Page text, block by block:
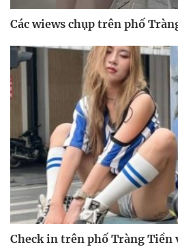
Các wiews chụp trên phố
Check in trên phố Tràng Tiền